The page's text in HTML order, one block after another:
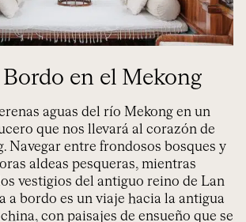
Bordo en el Mekong
aguas del río Mekong en un
que nos llevará al corazón de
. Navegar entre frondosos bosques y
aldeas pesqueras, mientras
vestigios del antiguo reino de Lan
a bordo es un viaje hacia la antigua
con paisajes de ensueño que se